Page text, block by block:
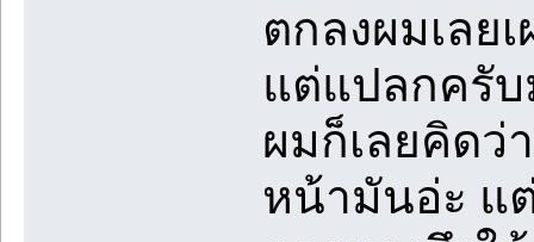
ตกลงผมเลย
แต่แปลกครั
ผมก็เลยคิดว่
หน้ามันอ่ะ แ